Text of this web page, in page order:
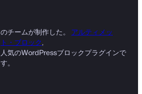
のチームが制作した。 アルティメッ
ト・ブロック,
人気のWordPressブロックプラグインで
す。